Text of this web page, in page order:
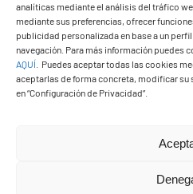
analíticas mediante el análisis del tráfico
mediante sus preferencias, ofrecer
publicidad personalizada en base a un
navegación. Para más información puedes
AQUÍ
Puedes aceptar todas las cookies
aceptarlas de forma concreta, modificar su
en “Configuración de Privacidad”.
Ayuntamiento de Yaiza
Pza. de Los Remedios, 1
35570 – Yaiza
Tel:928 83 62 20
© Copyright2026